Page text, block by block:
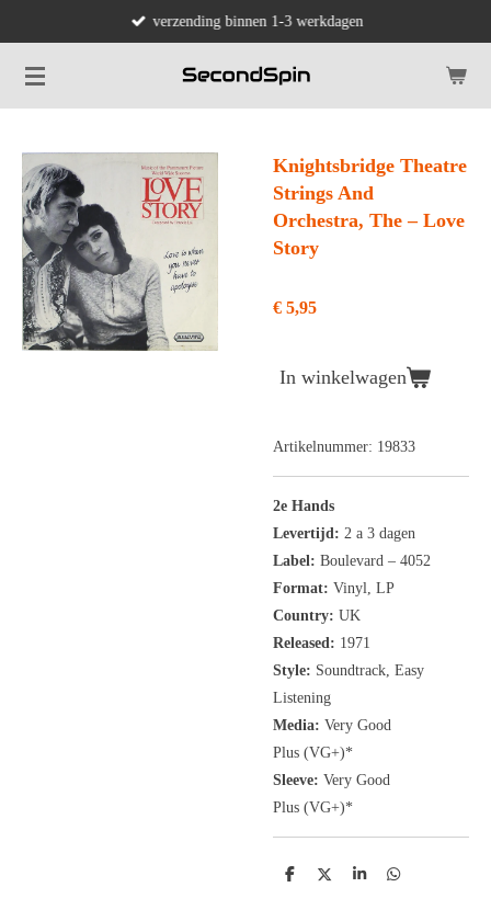
naar
de
verzending binnen 1-3 werkdagen
Knightsbridge Theatre
Strings And
Orchestra, The – Love
Story
€ 5,95
In winkelwagen
Artikelnummer: 19833
2e Hands
Levertijd: 2 a 3 dagen
Label: Boulevard ‎– 4052
Format: Vinyl, LP
Country: UK
Released: 1971
Style: Soundtrack, Easy
Listening
Media: Very Good
Plus (VG+)*
Sleeve: Very Good
Plus (VG+)*
D
D
S
D